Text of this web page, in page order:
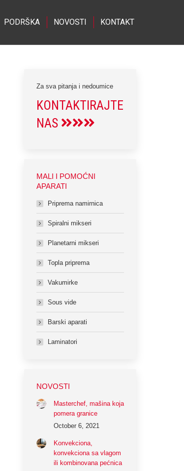
PODRŠKA NOVOSTI KONTAKT
Za sva pitanja i nedoumice
KONTAKTIRAJTE
NAS
MALI I POMOĆNI
APARATI
Priprema namirnica
Spiralni mikseri
Planetarni mikseri
Topla priprema
Vakumirke
Sous vide
Barski aparati
Laminatori
NOVOSTI
Masterchef, mašina koja
pomera granice
October 6, 2021
Konvekciona,
konvekciona sa vlagom
ili kombinovana pećnica